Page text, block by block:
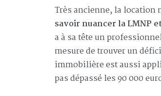
Très ancienne, la location
savoir nuancer la LMNP
a à sa tête un
mesure de trouver un
immobilière est aussi
pas dépassé les 90 000